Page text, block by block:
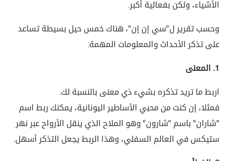
الأشياء، ولكن بفعالية أكبر.
وحسب تقرير ل"سي إن إن"، هناك خمس حيل بسيطة تساعد
على تذكر الأحداث والمعلومات المهمة:
1. المعنى
اربط ما تريد تذكره بشيء ذي معنى بالنسبة لك.
فمثلا، إن كنت من محبي الأساطير اليونانية، يمكنك ربط اسم
"شاران" باسم "شارون" وهو الملاح الذي ينقل الأرواح عبر نهر
ستيكس في العالم السفلي، وهذا الربط يجعل التذكر أسهل.